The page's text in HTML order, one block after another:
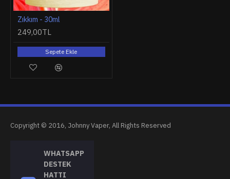
Zıkkım - 30ml
249,00TL
Sepete Ekle
Copyright © 2016, Johnny Vaper, All Rights Reserved
WHATSAPP
DESTEK
HATTI